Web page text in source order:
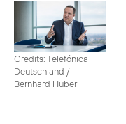
Credits: Telefónica
Deutschland /
Bernhard Huber